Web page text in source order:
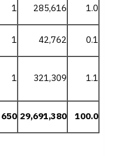
1 285,616 1.0
1 42,762 0.1
1 321,309 1.1
650 29,691,380 100.0